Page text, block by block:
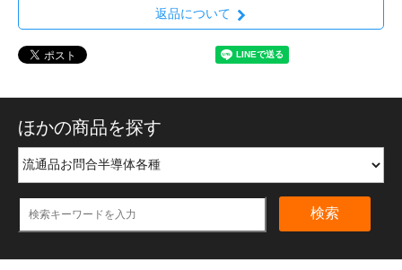
返品について
ほかの商品を探す
検索